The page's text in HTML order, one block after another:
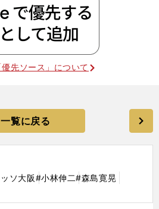
先ソース」について
一覧に戻る
ソ大阪#小林伸二#森島寛晃